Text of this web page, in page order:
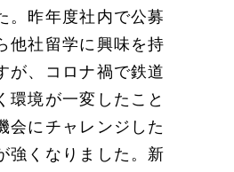
。昨年度社内で公募
他社留学に興味を持
が、コロナ禍で鉄道
環境が一変したこと
会にチャレンジした
強くなりました。新